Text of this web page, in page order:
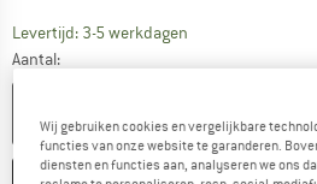
Levertijd: 3-5 werkdagen
Aantal:
Wij gebruiken cookies en vergelijkbare
functies van onze website te garanderen.
diensten en functies aan, analyseren we ons